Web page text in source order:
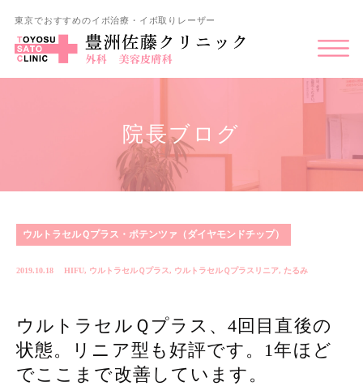
東京でおすすめのイボ治療・イボ取りレーザー
院長ブログ
ウルトラセルＱプラス・ポテンツァ（ダイヤモンドチップ）
2019.10.18 HIFU, ウルトラセルＱプラス, ウルトラセルＱプラスリニア, たるみ
ウルトラセルＱプラス、4回目直後の
状態。リニア型も好評です。1年ほど
でここまで改善しています。